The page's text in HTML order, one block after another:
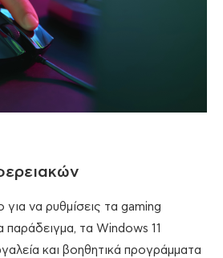
να ρυθμίσεις τα gaming
παράδειγμα, τα Windows 11
και βοηθητικά προγράμματα